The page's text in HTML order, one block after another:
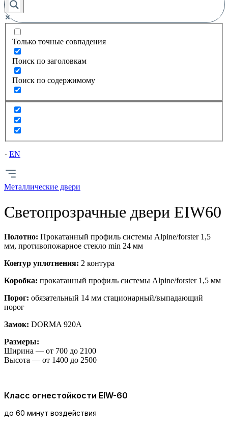
Только точные совпадения
Поиск по заголовкам
Поиск по содержимому
EN
Металлические двери
Светопрозрачные двери EIW60
Полотно: Прокатанный профиль системы Alpine/forster 1,5
мм, противопожарное стекло min 24 мм
Контур уплотнения: 2 контура
Коробка: прокатанный профиль системы Alpine/forster 1,5 мм
Порог: обязательный 14 мм стационарный/выпадающий
порог
Замок: DORMA 920A
Размеры:
Ширина — от 700 до 2100
Высота — от 1400 до 2500
Класс огнестойкости EIW-60
до 60 минут воздействия